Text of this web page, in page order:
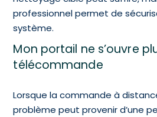
professionnel permet de
système.
Mon portail ne s’ouvre
télécommande
Lorsque la commande à
problème peut provenir d’une